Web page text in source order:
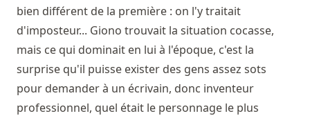
bien différent de la première : on l'y traitait
d'imposteur... Giono trouvait la situation cocasse,
mais ce qui dominait en lui à l'époque, c'est la
surprise qu'il puisse exister des gens assez sots
pour demander à un écrivain, donc inventeur
professionnel, quel était le personnage le plus